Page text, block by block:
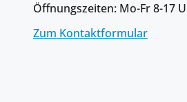
Öffnungszeiten: Mo-Fr 8-17
Zum Kontaktformular